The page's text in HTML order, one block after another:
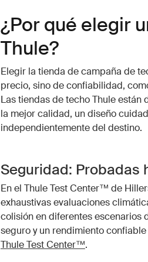
¿Por qué elegir
Thule?
Elegir la tienda de campaña de
precio, sino de confiabilidad,
Las tiendas de techo Thule
la mejor calidad, un diseño
independientemente del destino.
Seguridad: Probadas
En el Thule Test Center™ de
exhaustivas evaluaciones
colisión en diferentes escenarios
seguro y un rendimiento
Thule Test Center™.